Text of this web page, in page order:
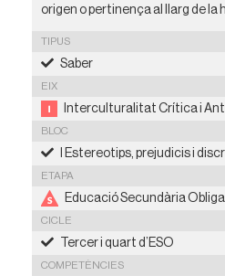
origen o pertinença al llarg de la
TIPUS
Saber
EIX
Interculturalitat Crítica i
BLOC
I Estereotips, prejudicis i
ETAPA
Educació Secundària
CICLE
Tercer i quart d’ESO
COMPETÈNCIES